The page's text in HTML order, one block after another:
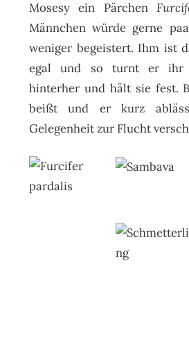
Mosesy ein Pärchen
Männchen würde gerne
weniger begeistert. Ihm ist
egal und so turnt er ihr
hinterher und hält sie fest.
beißt und er kurz
Gelegenheit zur Flucht